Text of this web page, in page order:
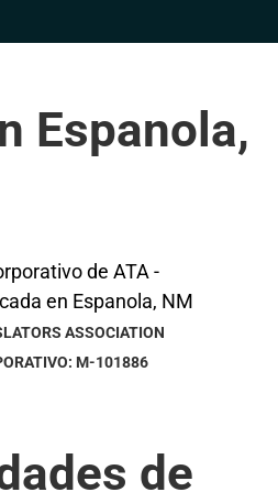
Espanola,
ASSOCIATION
M-101886
de